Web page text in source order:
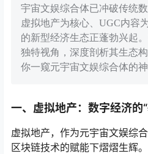
宇宙文娱综合体已冲破传统
虚拟地产为核心、UGC内容
的新型经济生态正蓬勃兴起
独特视角，深度剖析其生态
你一窥元宇宙文娱综合体的神
一、虚拟地产：数字经济的
虚拟地产，作为元宇宙文娱综
区块链技术的赋能下熠熠生辉。